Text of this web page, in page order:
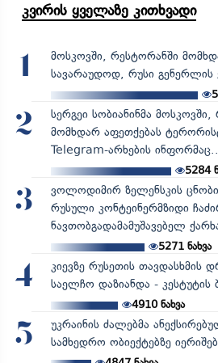
კვირის ყველაზე კითხვადი
1
მოსკოვში, რესტორანში
სავარაუდოდ, რუსი
2
სერგეი სობიანინმა
მომხდარ აფეთქებას
Telegram-არხების
5284
3
ვოლოდიმირ ზელენსკის
რუსული კონტეინერმზიდი
ნავთობგადამამუშავებელ
5271ნახვა
4
კიევზე რუსეთის თავდასხმის
საელჩო დაზიანდა - კესტუტის
4910ნახვა
5
უკრაინის ძალებმა
სამხედრო ობიექტებზე